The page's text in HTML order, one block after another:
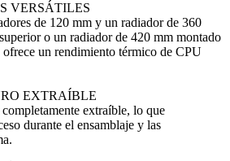
VERSÁTILES
de 120 mm y un radiador de 360
o un radiador de 420 mm montado
un rendimiento térmico de CPU
EXTRAÍBLE
extraíble, lo que
durante el ensamblaje y las